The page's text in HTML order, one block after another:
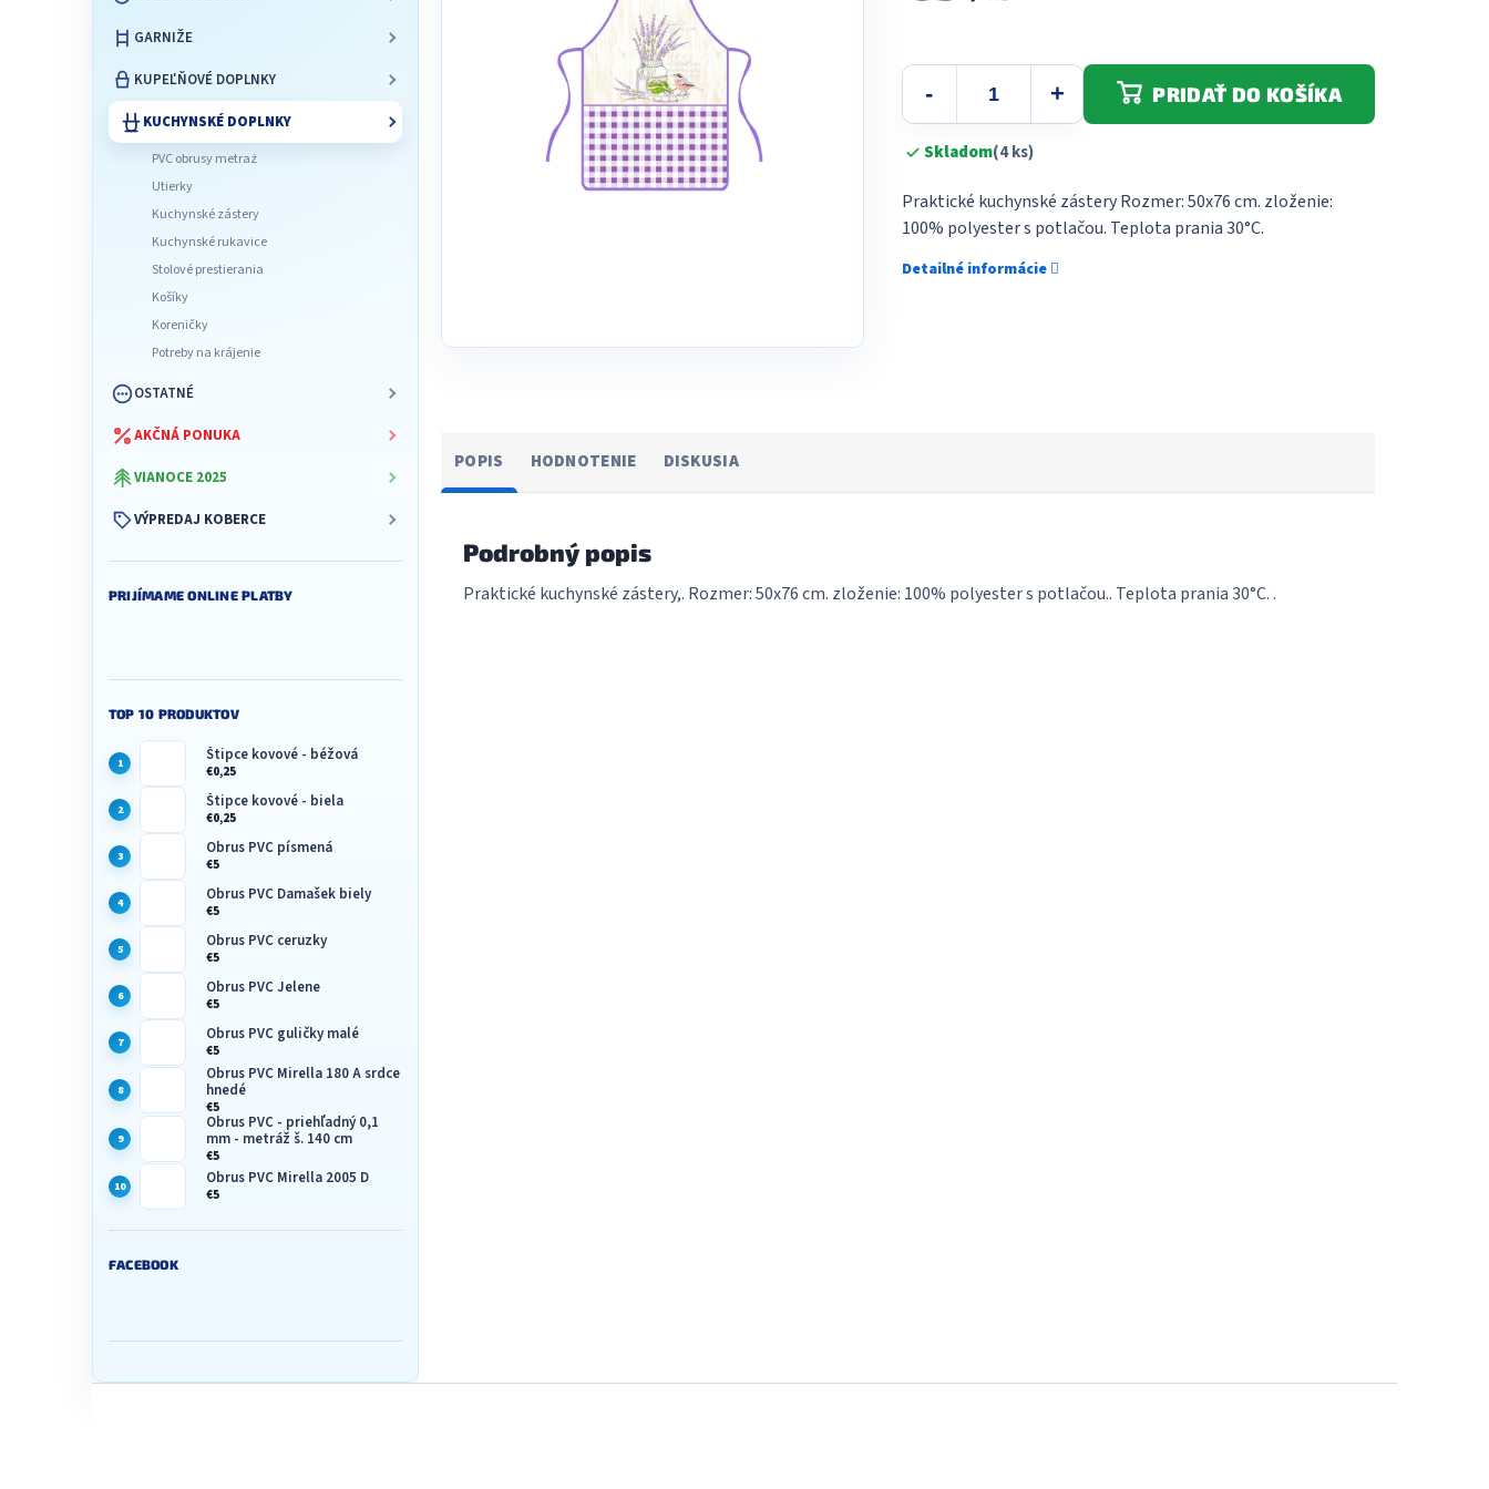
GARNIŽE
KUPEĽŇOVÉ DOPLNKY
KUCHYNSKÉ DOPLNKY
PVC obrusy metraż
Utierky
Kuchynské zástery
Kuchynské rukavice
Stolové prestierania
Košíky
Koreničky
Potreby na krájenie
OSTATNÉ
AKČNÁ PONUKA
VIANOCE 2025
VÝPREDAJ KOBERCE
PRIJÍMAME ONLINE PLATBY
TOP 10 PRODUKTOV
Štipce kovové - béžová
€0,25
Štipce kovové - biela
€0,25
Obrus PVC písmená
€5
Obrus PVC Damašek biely
€5
Obrus PVC ceruzky
€5
Obrus PVC Jelene
€5
Obrus PVC guličky malé
€5
Obrus PVC Mirella 180 A srdce
hnedé
€5
Obrus PVC - priehľadný 0,1
mm - metráž š. 140 cm
€5
Obrus PVC Mirella 2005 D
€5
FACEBOOK
Skladom(4 ks)
PRIDAŤ DO KOŠÍKA
Praktické kuchynské zástery Rozmer: 50x76 cm. zloženie:
100% polyester s potlačou. Teplota prania 30°C.
Detailné informácie
POPIS HODNOTENIE DISKUSIA
Podrobný popis
Praktické kuchynské zástery,. Rozmer: 50x76 cm. zloženie: 100% polyester s potlačou.. Teplota prania 30°C. .